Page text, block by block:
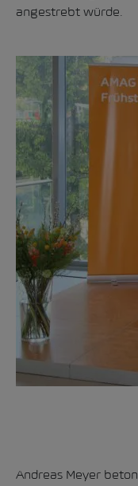
angestrebt würde.
Andreas Meyer